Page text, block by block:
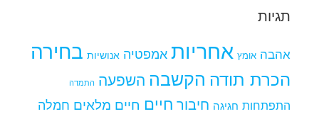
תגיות
אהבה אומץ אחריות אמפטיה אנושיות בחירה
הכרת תודה הקשבה השפעה התמדה
התפתחות חגיגה חיבור חיים חיים מלאים חמלה